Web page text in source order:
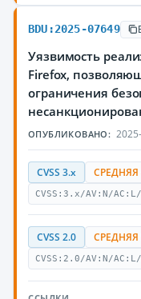
BDU:2025-07649
Уязвимость
Firefox,
ограничения
ОПУБЛИКОВАНО:
CVSS 3.x СРЕДНЯЯ
CVSS:3.x/AV:N/
CVSS 2.0 СРЕДНЯЯ
CVSS:2.0/AV:N/